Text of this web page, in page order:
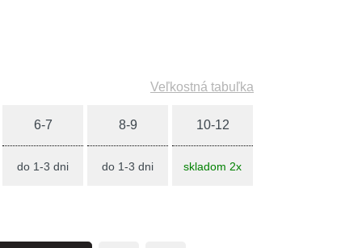
Veľkostná tabuľka
6-7
do 1-3 dni
8-9
do 1-3 dni
10-12
skladom 2x